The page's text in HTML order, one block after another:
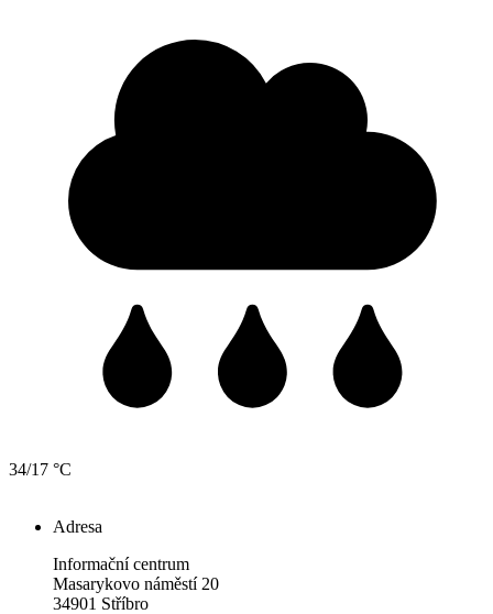
34/17 °C
Adresa
Informační centrum
Masarykovo náměstí 20
34901 Stříbro